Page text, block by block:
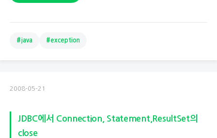
#java #exception
2008-05-21
JDBC에서 Connection, Statement,ResultSet의
close